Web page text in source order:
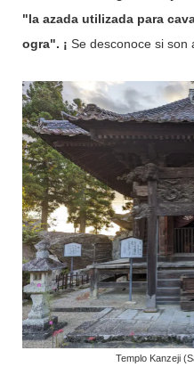
"la azada utilizada para
ogra". ¡ Se desconoce si son
Templo Kanzeji